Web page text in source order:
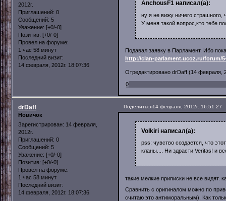
2012г.
Приглашений: 0
Сообщений: 5
Уважение: [+0/-0]
Позитив: [+0/-0]
Провел на форуме:
1 час 58 минут
Последний визит:
14 февраля, 2012г. 18:07:36
AnchousF1 написал(а):
ну я не вижу ничего страшного,
У меня такой вопрос,кто тебе
Подавал заявку в Парламент. Ибо
http://clan-parlament.ucoz.ru/forum/5-
Отредактировано drDaff (14 февраля,
0
Поделиться14 февраля, 2012г. 16:51:27
drDaff
Новичок
Зарегистрирован: 14 февраля,
2012г.
Приглашений: 0
Сообщений: 5
Уважение: [+0/-0]
Позитив: [+0/-0]
Провел на форуме:
1 час 58 минут
Последний визит:
14 февраля, 2012г. 18:07:36
Volkiri написал(а):
pss: чувство создается, что
кланы.... Ни здрасти Veritas! и
такие мелкие приписки не все видят.
Сравнить с оригиналом можно по
считаю это антиморальным). Как